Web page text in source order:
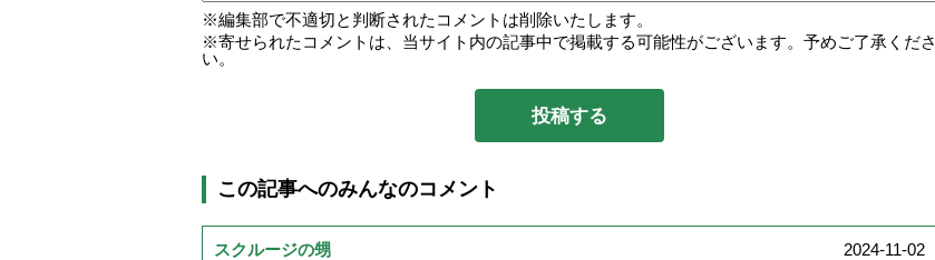
編集部で不適切と判断されたコメントは削除いたします。
寄せられたコメントは、当サイト内の記事中で掲載する可能性がございます。予めご了承くださ
い。
この記事へのみんなのコメント
スクルージの甥
2024-11-02